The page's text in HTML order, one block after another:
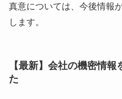
真意については、今後情報
します。
【最新】会社の機密情
た